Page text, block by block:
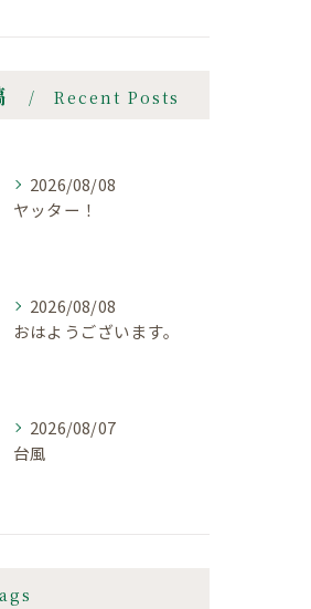
Recent Posts
2026/08/08
ヤッター！
2026/08/08
おはようございます。
2026/08/07
台風